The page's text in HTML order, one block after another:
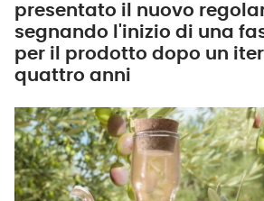
presentato il nuovo
segnando l'inizio di una
per il prodotto dopo un
quattro anni